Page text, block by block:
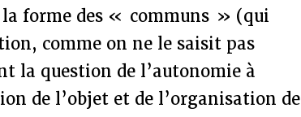
forme des « communs » (qui
comme on ne le saisit pas
la question de l’autonomie à
de l’objet et de l’organisation de